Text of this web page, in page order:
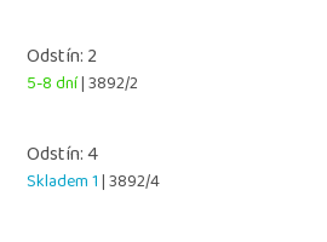
Odstín: 2
5-8 dní| 3892/2
Odstín: 4
Skladem 1| 3892/4